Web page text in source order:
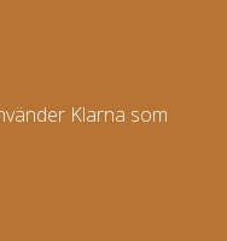
Klarna som